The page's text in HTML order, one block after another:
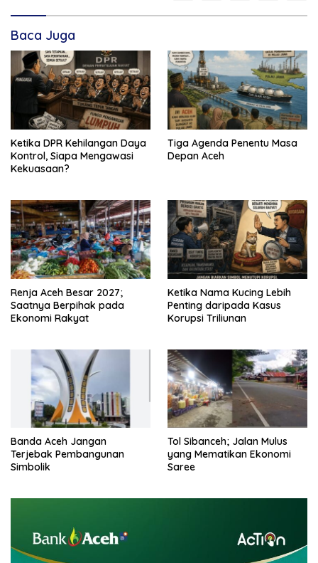
Baca Juga
Ketika DPR Kehilangan Daya
Kontrol, Siapa Mengawasi
Kekuasaan?
Tiga Agenda Penentu Masa
Depan Aceh
Renja Aceh Besar 2027;
Saatnya Berpihak pada
Ekonomi Rakyat
Ketika Nama Kucing Lebih
Penting daripada Kasus
Korupsi Triliunan
Banda Aceh Jangan
Terjebak Pembangunan
Simbolik
Tol Sibanceh; Jalan Mulus
yang Mematikan Ekonomi
Saree